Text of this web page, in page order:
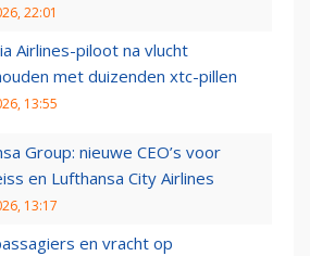
22:01
Airlines-piloot na vlucht
met duizenden xtc-pillen
13:55
Group: nieuwe CEO’s voor
en Lufthansa City Airlines
13:17
en vracht op